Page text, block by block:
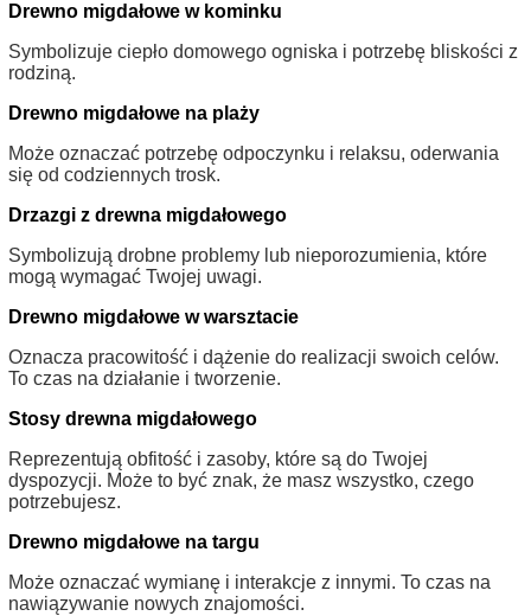
Drewno migdałowe w kominku
Symbolizuje ciepło domowego ogniska i potrzebę bliskości z
rodziną.
Drewno migdałowe na plaży
Może oznaczać potrzebę odpoczynku i relaksu, oderwania
się od codziennych trosk.
Drzazgi z drewna migdałowego
Symbolizują drobne problemy lub nieporozumienia, które
mogą wymagać Twojej uwagi.
Drewno migdałowe w warsztacie
Oznacza pracowitość i dążenie do realizacji swoich celów.
To czas na działanie i tworzenie.
Stosy drewna migdałowego
Reprezentują obfitość i zasoby, które są do Twojej
dyspozycji. Może to być znak, że masz wszystko, czego
potrzebujesz.
Drewno migdałowe na targu
Może oznaczać wymianę i interakcje z innymi. To czas na
nawiązywanie nowych znajomości.